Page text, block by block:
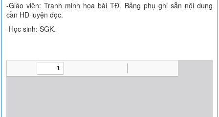
-Giáo viên: Tranh minh họa bài TĐ. Bảng phụ ghi sẵn nội dung
cần HD luyện đọc.
-Học sinh: SGK.